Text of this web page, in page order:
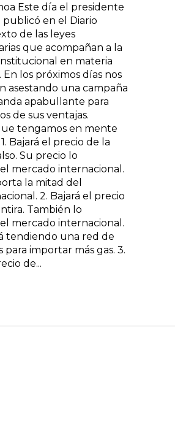
Este día el presidente
publicó en el Diario
de las leyes
que acompañan a la
en materia
los próximos días nos
asestando una campaña
apabullante para
de sus ventajas.
tengamos en mente
1. Bajará el precio de la
Su precio lo
mercado internacional.
la mitad del
2. Bajará el precio
También lo
mercado internacional.
tendiendo una red de
para importar más gas. 3.
de...